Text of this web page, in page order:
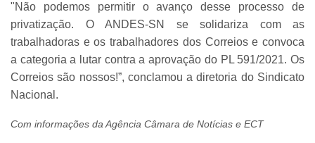
"Não podemos permitir o avanço desse processo de
privatização. O ANDES-SN se solidariza com as
trabalhadoras e os trabalhadores dos Correios e convoca
a categoria a lutar contra a aprovação do PL 591/2021. Os
Correios são nossos!”, conclamou a diretoria do Sindicato
Nacional.
Com informações da Agência Câmara de Notícias e ECT